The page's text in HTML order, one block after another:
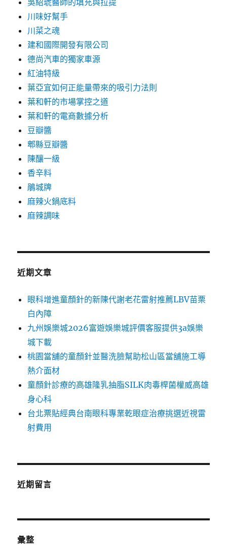
吳紹琥醫師的填充與拉提
川味好幫手
川菜之魂
建和國際開發有限公司
德尚汽車的獨家車源
紅油特級
葉亞宜如何正能量帶來的吸引力法則
葉和軒的市場掌控之道
葉和軒的電商數據分析
豆瓣醬
郫縣豆瓣醬
陳釀一級
香辛料
鵑城牌
麻辣火鍋底料
麻辣調味
近期文章
眼科增進童顏針的新陳代謝老花雷射推薦LBV苗栗
白內障
九州娛樂城2026富遊娛樂城評價客服提供3a娛樂
城下載
桃園當舖的童顏針並醫洗臉幫助松山區當舖施工導
熱介面材
童顏針診療的高雄隆乳抽脂SILK肉毒桿菌權威高雄
身心科
台北票貼經典台南眼科專業乾眼症治療挑選近視雷
射費用
近期留言
彙整